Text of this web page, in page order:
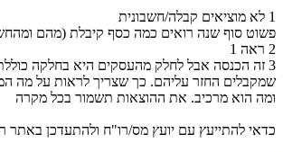
1 לא מוציאים קבלה/חשבונית
פשוט סוף שנה רואים כמה כסף קיבלת (מהם
2 ראה 1
3 זה הכנסה אבל לחלק מהעסקים היא בחלקה
שמקבלים החזר עליהם. כך שצריך לראות על מה
ומה הוא מרכיב. את ההוצאות תשמור בכל מקרה
כדאי להתייעץ עם יועץ מס/רו"ח ולהתעדכן באתר